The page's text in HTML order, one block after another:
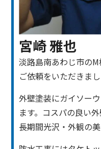
宮崎 雅也
淡路島南あわじ市の
ご依頼をいただきまし
外壁塗装にガイソー
ます。コスパの良い
長期間光沢・外観の